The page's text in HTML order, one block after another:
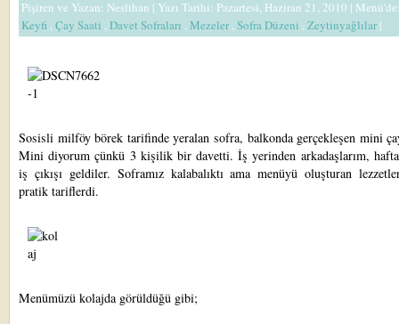
Pişiren ve Yazan: Neslihan | Yazı Tarihi: Pazartesi, Haziran 21, 2010 |
Keyfi ,Çay Saati ,Davet Sofraları ,Mezeler,Sofra Düzeni ,Zeytinyağlılar|
Sosisli milföy börek tarifinde yeralan sofra, balkonda gerçekleşen mini
Mini diyorum çünkü 3 kişilik bir davetti. İş yerinden arkadaşlarım, hafta
iş çıkışı geldiler. Soframız kalabalıktı ama menüyü oluşturan
pratik tariflerdi.
Menümüzü kolajda görüldüğü gibi;